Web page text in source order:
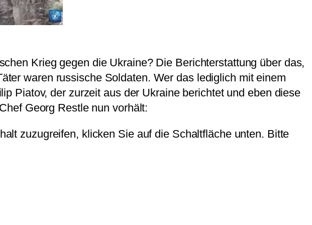
Krieg gegen die Ukraine? Die Berichterstattung über das,
waren russische Soldaten. Wer das lediglich mit einem
Piatov, der zurzeit aus der Ukraine berichtet und eben diese
Georg Restle nun vorhält:
zuzugreifen, klicken Sie auf die Schaltfläche unten. Bitte